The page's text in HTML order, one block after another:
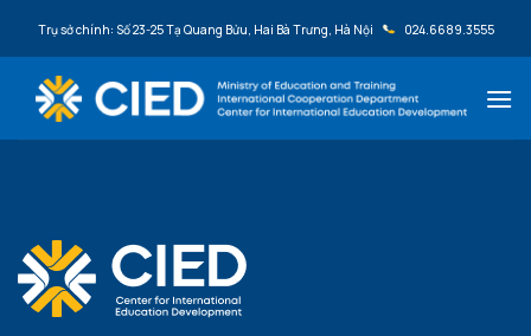
Trụ sở chính: Số 23-25 Tạ Quang Bửu, Hai Bà Trưng, Hà Nội 024.6689.3555